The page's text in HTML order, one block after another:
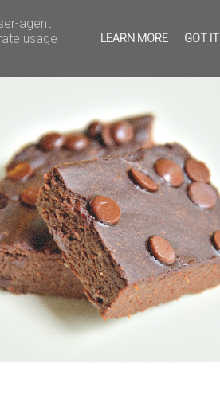
agent
usage
LEARN MORE GOT IT